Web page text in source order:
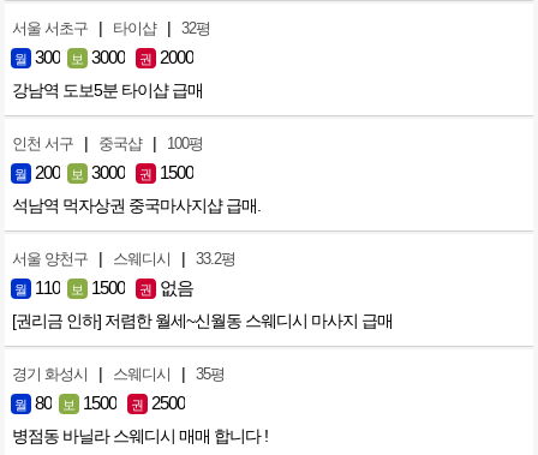
서울 서초구 | 타이샵 | 32평
월 300 보 3000 권 2000
강남역 도보5분 타이샵 급매
인천 서구 | 중국샵 | 100평
월 200 보 3000 권 1500
석남역 먹자상권 중국마사지샵 급매.
서울 양천구 | 스웨디시 | 33.2평
월 110 보 1500 권 없음
[권리금 인하] 저렴한 월세~신월동 스웨디시 마사지 급매
경기 화성시 | 스웨디시 | 35평
월 80 보 1500 권 2500
병점동 바닐라 스웨디시 매매 합니다 !